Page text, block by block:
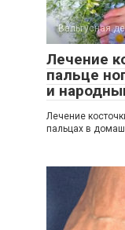
Вальгусная
Лечение
пальце
и
Лечение
пальцах в